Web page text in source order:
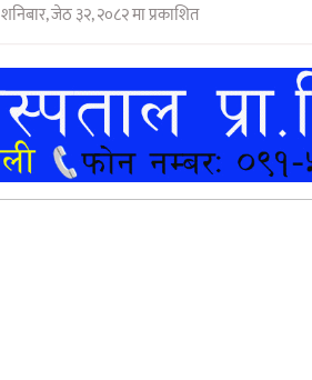
शनिबार, जेठ ३२, २०८२ मा प्रकाशित